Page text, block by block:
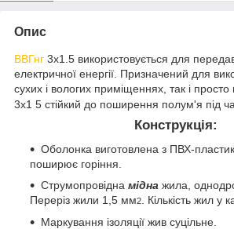
Опис
ВВГнг 3х1.5 використовується для
електричної енергії. Призначений для
сухих і вологих приміщеннях, так і
3х1 5 стійкий до поширення полум'я під
Конструкція:
Оболонка виготовлена з ПВХ-
поширює горіння.
Струмопровідна мідна жила,
Переріз жили 1,5 мм2
. Кількість жил у
Маркування ізоляції жив суцільне.